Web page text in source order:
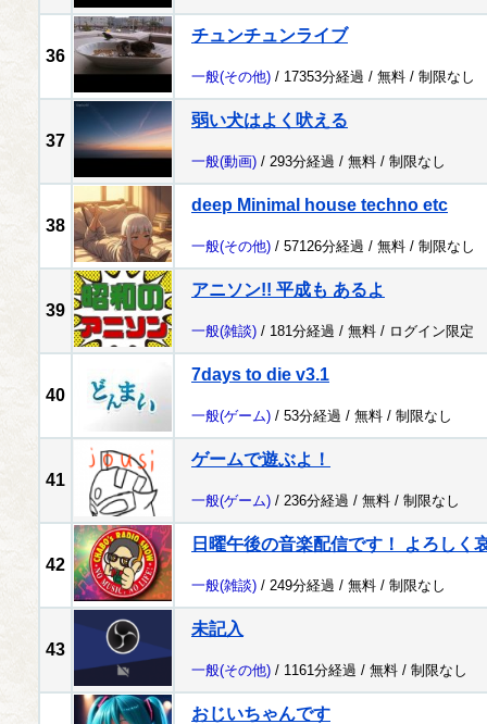
36
チュンチュンライブ
一般(その他) / 17353分経過 / 無料 / 制限なし
37
弱い犬はよく吠える
一般(動画) / 293分経過 / 無料 / 制限なし
38
deep Minimal house techno etc
一般(その他) / 57126分経過 / 無料 / 制限なし
39
アニソン!! 平成も あるよ
一般(雑談) / 181分経過 / 無料 / ログイン限定
40
7days to die v3.1
一般(ゲーム) / 53分経過 / 無料 / 制限なし
41
ゲームで遊ぶよ！
一般(ゲーム) / 236分経過 / 無料 / 制限なし
42
日曜午後の音楽配信です！ よろし
一般(雑談) / 249分経過 / 無料 / 制限なし
43
未記入
一般(その他) / 1161分経過 / 無料 / 制限なし
おじいちゃんです